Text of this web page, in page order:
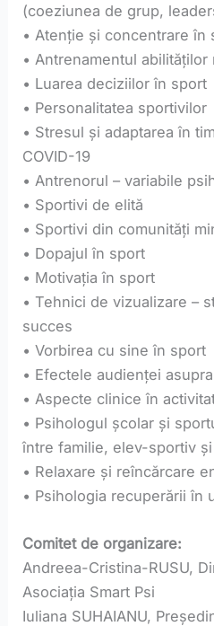
(coeziunea de grup,
• Atenție și concentrare în
• Antrenamentul abilităților
• Luarea deciziilor în sport
• Personalitatea sportivilor
• Stresul și adaptarea în
COVID-19
• Antrenorul – variabile
• Sportivi de elită
• Sportivi din comunități
• Dopajul în sport
• Motivația în sport
• Tehnici de vizualizare –
succes
• Vorbirea cu sine în sport
• Efectele audienței
• Aspecte clinice în
• Psihologul școlar și
între familie, elev-sportiv
• Relaxare și reîncărcare
• Psihologia recuperării în
Comitet de organizare:
Andreea-Cristina-RUSU,
Asociația Smart Psi
Iuliana SUHAIANU,